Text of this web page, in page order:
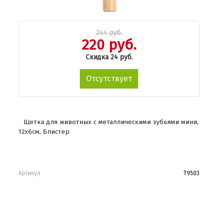
244 руб.
220 руб.
Скидка 24 руб.
Отсутствует
Щетка для животных с металлическими зубьями мини,
12х6см, Блистер
Артикул Т9503